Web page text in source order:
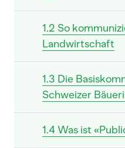
1.2 So
Landwirtschaft
1.3 Die
Schweizer
1.4 Was ist